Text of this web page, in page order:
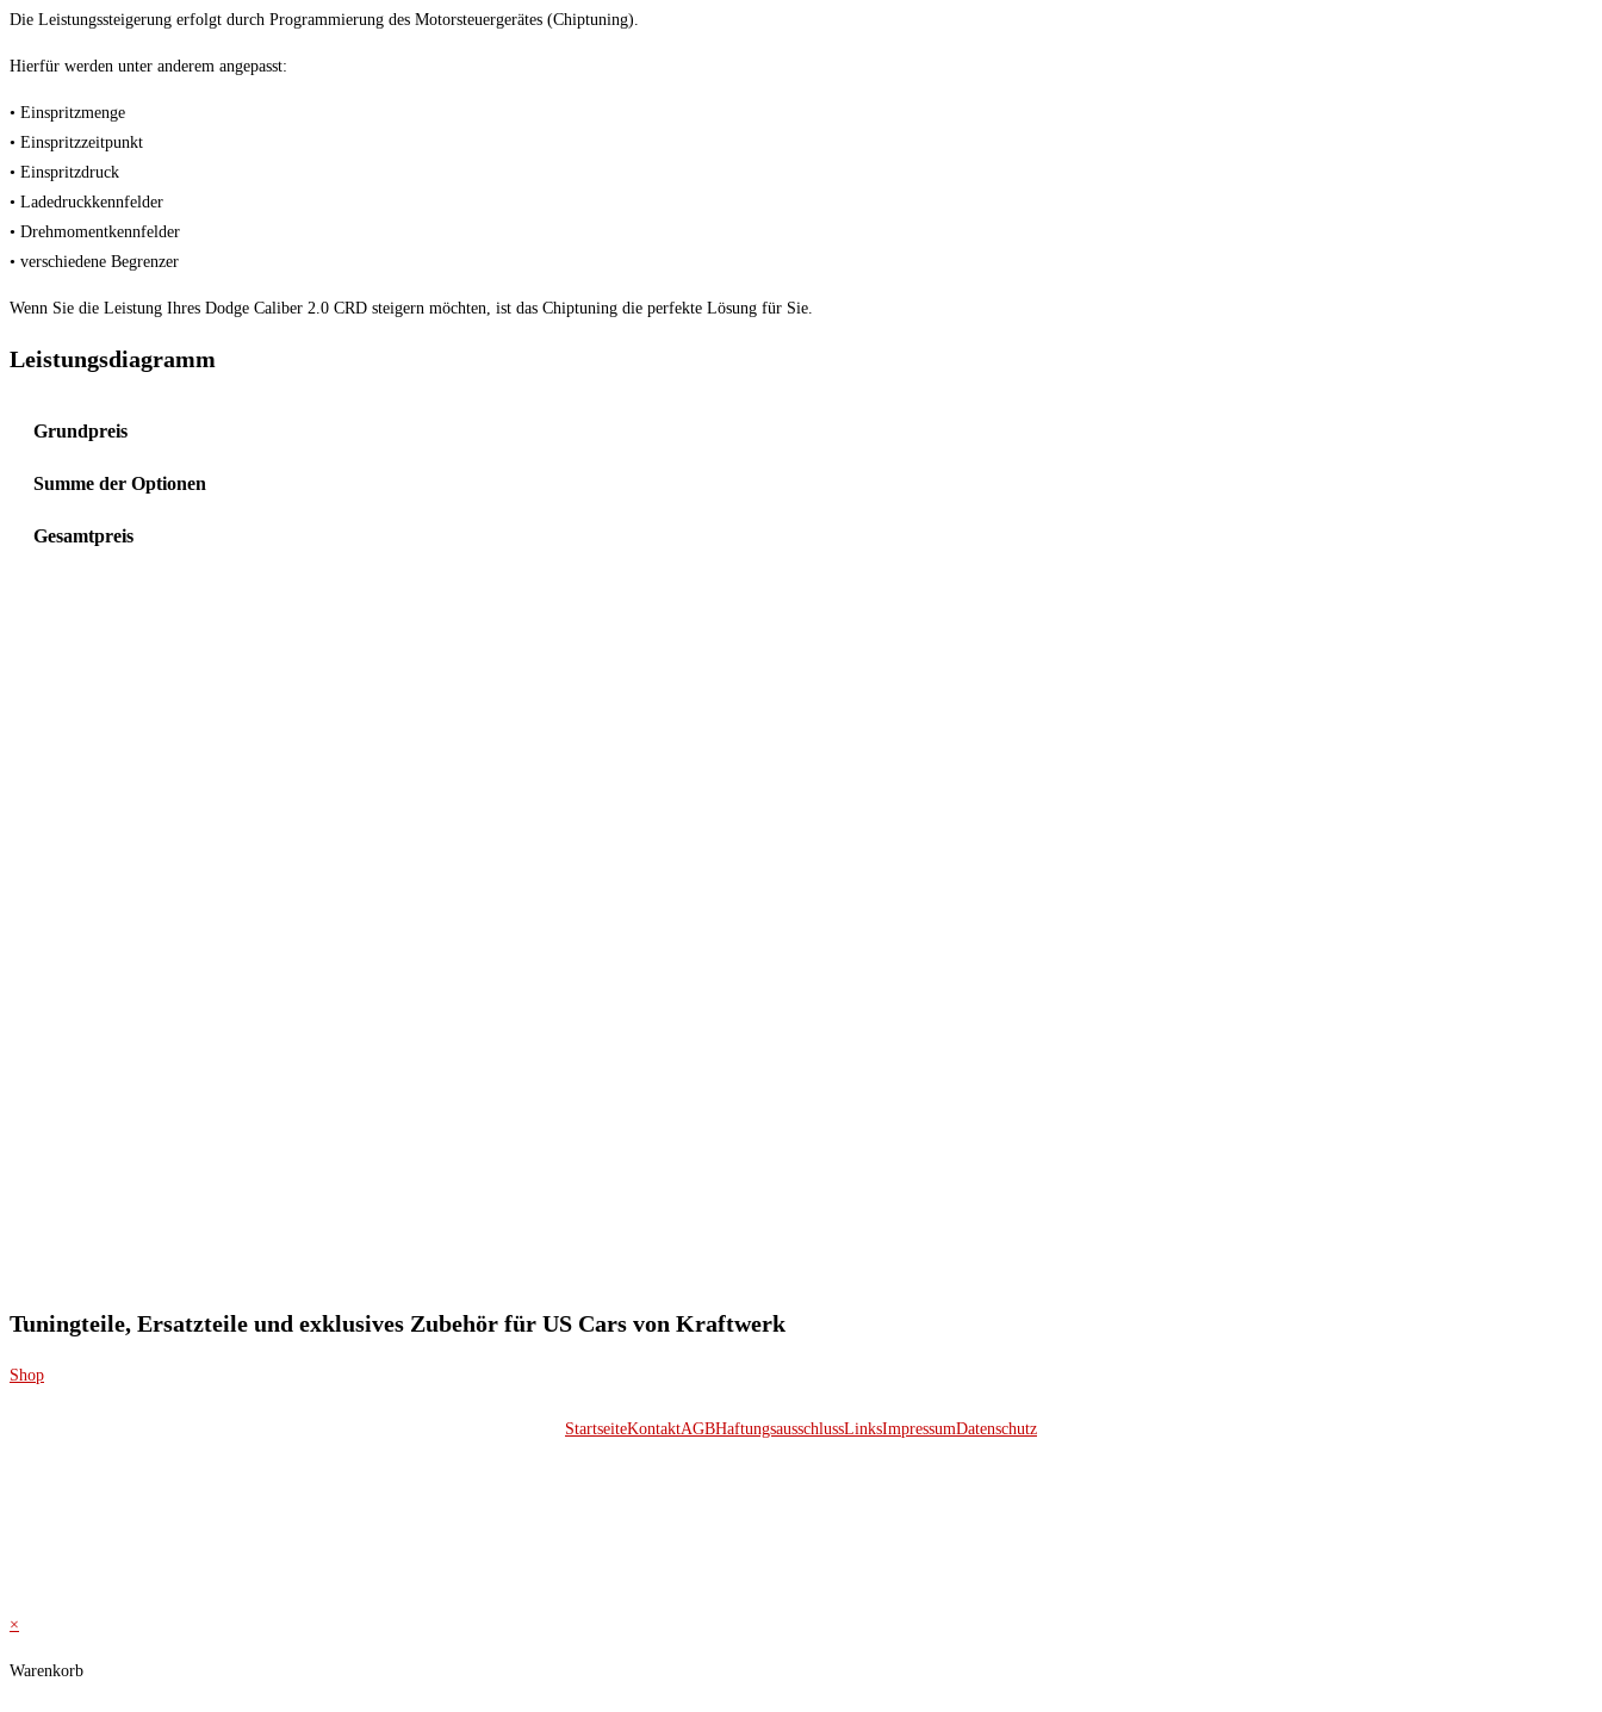
Die Leistungssteigerung erfolgt durch Programmierung des Motorsteuergerätes (Chiptuning).
Hierfür werden unter anderem angepasst:
• Einspritzmenge
• Einspritzzeitpunkt
• Einspritzdruck
• Ladedruckkennfelder
• Drehmomentkennfelder
• verschiedene Begrenzer
Wenn Sie die Leistung Ihres Dodge Caliber 2.0 CRD steigern möchten, ist das Chiptuning die perfekte Lösung für Sie.
Leistungsdiagramm
Grundpreis
Summe der Optionen
Gesamtpreis
Tuningteile, Ersatzteile und exklusives Zubehör für US Cars von Kraftwerk
Shop
StartseiteKontaktAGBHaftungsausschlussLinksImpressumDatenschutz
×
Warenkorb